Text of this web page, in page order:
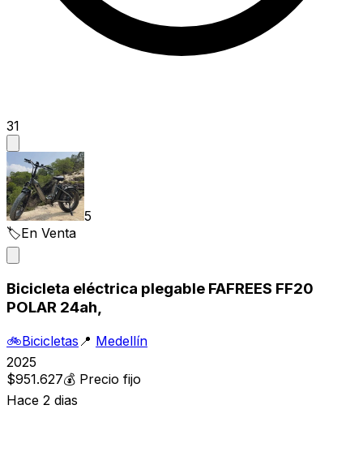
31
5
🏷️En Venta
Bicicleta eléctrica plegable FAFREES FF20
POLAR 24ah,
🚲Bicicletas 📍 Medellín
2025
$951.627💰 Precio fijo
Hace 2 dias